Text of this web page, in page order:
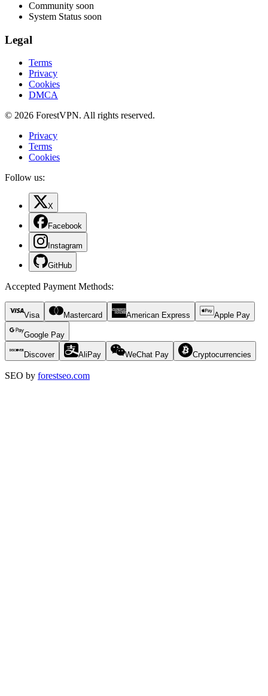
Community soon
System Status soon
Legal
Terms
Privacy
Cookies
DMCA
© 2026 ForestVPN. All rights reserved.
Privacy
Terms
Cookies
Follow us:
X
Facebook
Instagram
GitHub
Accepted Payment Methods:
Visa Mastercard American Express Apple Pay
Google Pay
Discover AliPay WeChat Pay Cryptocurrencies
SEO by forestseo.com